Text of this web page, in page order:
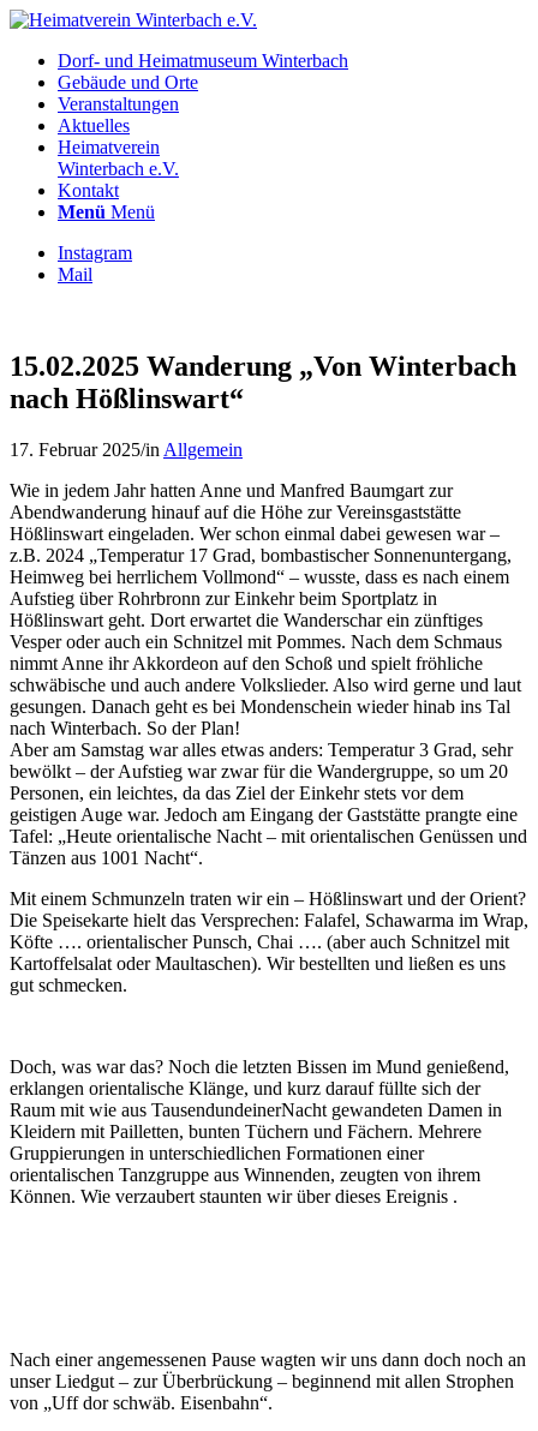
Dorf- und Heimatmuseum Winterbach
Gebäude und Orte
Veranstaltungen
Aktuelles
Heimatverein
Winterbach e.V.
Kontakt
Menü Menü
Instagram
Mail
15.02.2025 Wanderung „Von Winterbach
nach Hößlinswart“
17. Februar 2025/in Allgemein
Wie in jedem Jahr hatten Anne und Manfred Baumgart zur
Abendwanderung hinauf auf die Höhe zur Vereinsgaststätte
Hößlinswart eingeladen. Wer schon einmal dabei gewesen war –
z.B. 2024 „Temperatur 17 Grad, bombastischer Sonnenuntergang,
Heimweg bei herrlichem Vollmond“ – wusste, dass es nach einem
Aufstieg über Rohrbronn zur Einkehr beim Sportplatz in
Hößlinswart geht. Dort erwartet die Wanderschar ein zünftiges
Vesper oder auch ein Schnitzel mit Pommes. Nach dem Schmaus
nimmt Anne ihr Akkordeon auf den Schoß und spielt fröhliche
schwäbische und auch andere Volkslieder. Also wird gerne und laut
gesungen. Danach geht es bei Mondenschein wieder hinab ins Tal
nach Winterbach. So der Plan!
Aber am Samstag war alles etwas anders: Temperatur 3 Grad, sehr
bewölkt – der Aufstieg war zwar für die Wandergruppe, so um 20
Personen, ein leichtes, da das Ziel der Einkehr stets vor dem
geistigen Auge war. Jedoch am Eingang der Gaststätte prangte eine
Tafel: „Heute orientalische Nacht – mit orientalischen Genüssen und
Tänzen aus 1001 Nacht“.
Mit einem Schmunzeln traten wir ein – Hößlinswart und der Orient?
Die Speisekarte hielt das Versprechen: Falafel, Schawarma im Wrap,
Köfte …. orientalischer Punsch, Chai …. (aber auch Schnitzel mit
Kartoffelsalat oder Maultaschen). Wir bestellten und ließen es uns
gut schmecken.
Doch, was war das? Noch die letzten Bissen im Mund genießend,
erklangen orientalische Klänge, und kurz darauf füllte sich der
Raum mit wie aus TausendundeinerNacht gewandeten Damen in
Kleidern mit Pailletten, bunten Tüchern und Fächern. Mehrere
Gruppierungen in unterschiedlichen Formationen einer
orientalischen Tanzgruppe aus Winnenden, zeugten von ihrem
Können. Wie verzaubert staunten wir über dieses Ereignis .
Nach einer angemessenen Pause wagten wir uns dann doch noch an
unser Liedgut – zur Überbrückung – beginnend mit allen Strophen
von „Uff dor schwäb. Eisenbahn“.